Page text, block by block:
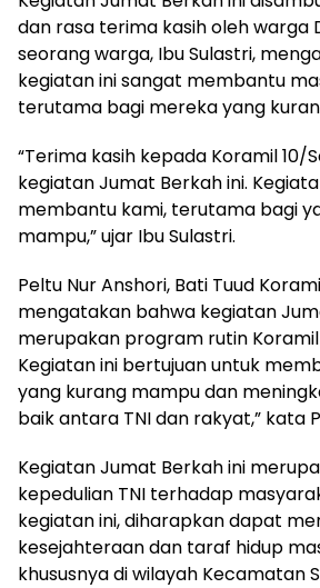
dan rasa terima kasih oleh warga
seorang warga, Ibu Sulastri,
kegiatan ini sangat membantu
terutama bagi mereka yang
“Terima kasih kepada Koramil 10/
kegiatan Jumat Berkah ini.
membantu kami, terutama bagi
mampu,” ujar Ibu Sulastri.
Peltu Nur Anshori, Bati Tuud
mengatakan bahwa kegiatan
merupakan program rutin
Kegiatan ini bertujuan untuk
yang kurang mampu dan
baik antara TNI dan rakyat,” kata
Kegiatan Jumat Berkah ini
kepedulian TNI terhadap
kegiatan ini, diharapkan dapat
kesejahteraan dan taraf hidup
khususnya di wilayah Kecamatan